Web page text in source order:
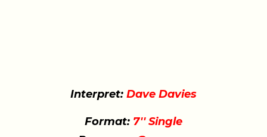
Interpret: Dave Davies
Format: 7'' Single